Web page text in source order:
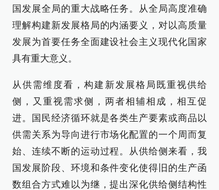
国发展全局的重大战略任务。从全局高度准确
理解构建新发展格局的内涵要义，对以高质量
发展为首要任务全面建设社会主义现代化国家
具有重大意义。
从供需维度看，构建新发展格局既重视供给
侧，又重视需求侧，两者相辅相成，相互促
进。国民经济循环就是各类生产要素或商品以
供需关系为导向进行市场化配置的一个周而复
始、连续不断的运动过程。从供给侧来看，我
国发展阶段、环境和条件变化使得旧的生产函
数组合方式难以为继，提出深化供给侧结构性